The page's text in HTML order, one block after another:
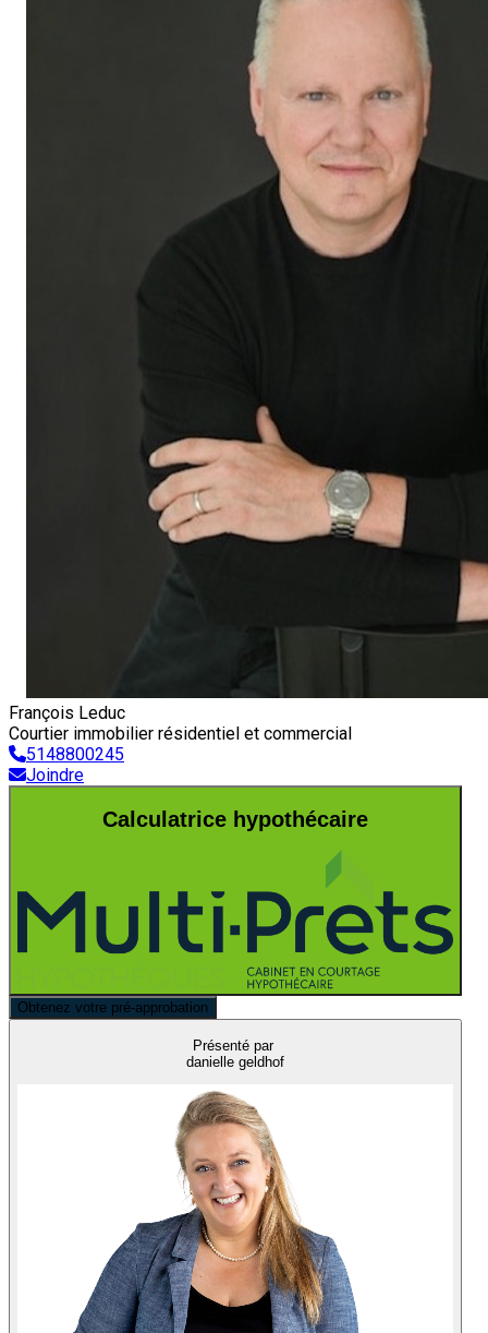
François Leduc
Courtier immobilier résidentiel et commercial
5148800245
Joindre
Calculatrice hypothécaire
Obtenez votre pré-approbation
Présenté par
danielle geldhof